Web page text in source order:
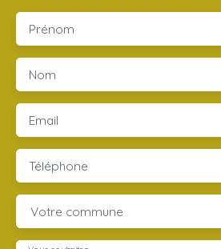
Prénom
Nom
Email
Téléphone
Votre commune